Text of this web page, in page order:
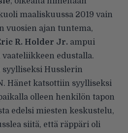
maaliskuussa 2019 vain
vuosien ajan tuntema,
R. Holder Jr. ampui
edustalla.
Husslerin
Hänet katsottiin syylliseksi
olleen henkilön tapon
edelsi miesten keskustelu,
siitä, että räppäri oli